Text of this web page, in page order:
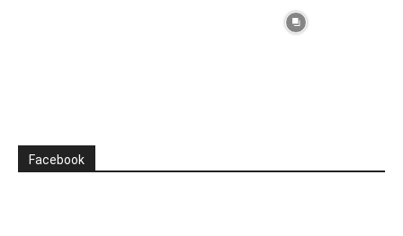
Facebook